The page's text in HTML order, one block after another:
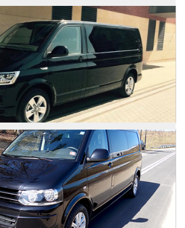
Mercedes Sprinter
VW Caravelle
Zdjęcia
Zdjęcia